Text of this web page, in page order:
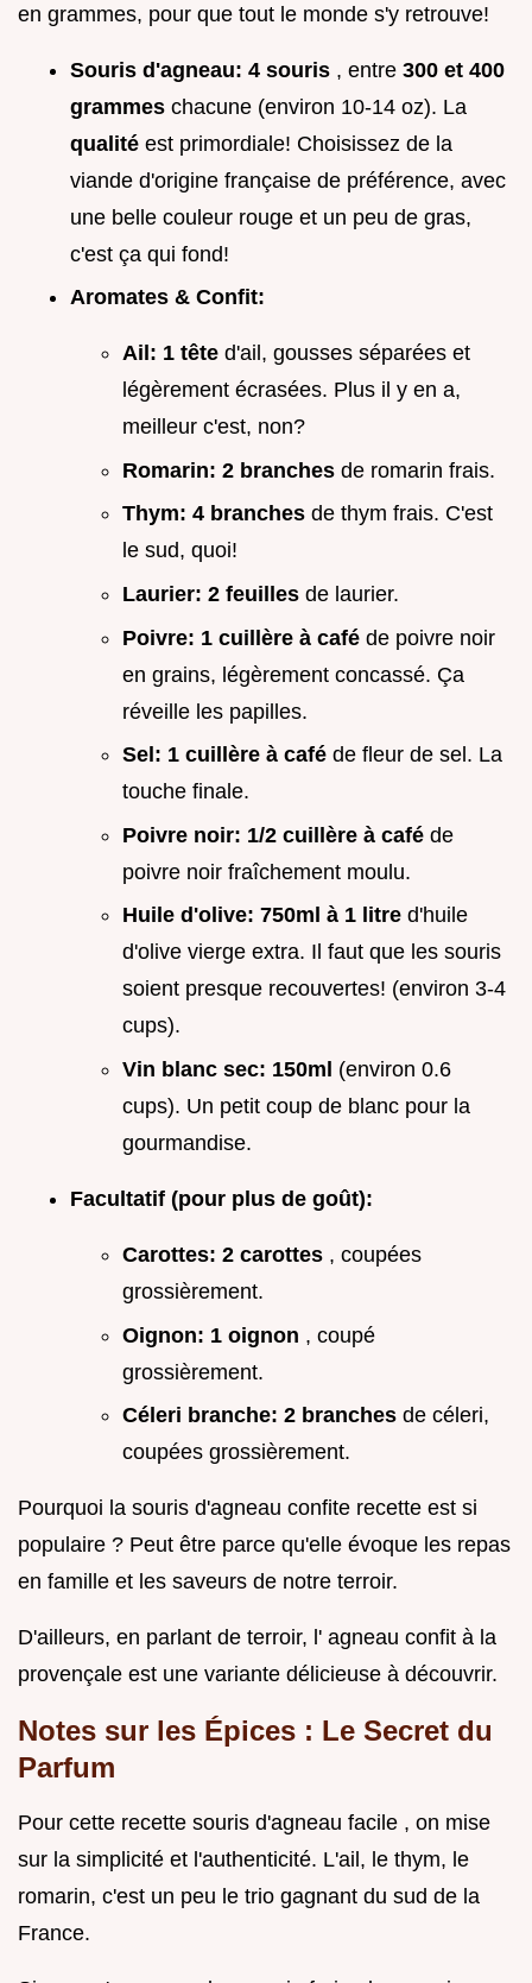
en grammes, pour que tout le monde s'y retrouve!
Souris d'agneau: 4 souris , entre 300 et 400
grammes chacune (environ 10-14 oz). La
qualité est primordiale! Choisissez de la
viande d'origine française de préférence, avec
une belle couleur rouge et un peu de gras,
c'est ça qui fond!
Aromates & Confit:
Ail: 1 tête d'ail, gousses séparées et
légèrement écrasées. Plus il y en a,
meilleur c'est, non?
Romarin: 2 branches de romarin frais.
Thym: 4 branches de thym frais. C'est
le sud, quoi!
Laurier: 2 feuilles de laurier.
Poivre: 1 cuillère à café de poivre noir
en grains, légèrement concassé. Ça
réveille les papilles.
Sel: 1 cuillère à café de fleur de sel. La
touche finale.
Poivre noir: 1/2 cuillère à café de
poivre noir fraîchement moulu.
Huile d'olive: 750ml à 1 litre d'huile
d'olive vierge extra. Il faut que les souris
soient presque recouvertes! (environ 3-4
cups).
Vin blanc sec: 150ml (environ 0.6
cups). Un petit coup de blanc pour la
gourmandise.
Facultatif (pour plus de goût):
Carottes: 2 carottes , coupées
grossièrement.
Oignon: 1 oignon , coupé
grossièrement.
Céleri branche: 2 branches de céleri,
coupées grossièrement.
Pourquoi la souris d'agneau confite recette est si
populaire ? Peut être parce qu'elle évoque les repas
en famille et les saveurs de notre terroir.
D'ailleurs, en parlant de terroir, l' agneau confit à la
provençale est une variante délicieuse à découvrir.
Notes sur les Épices : Le Secret du
Parfum
Pour cette recette souris d'agneau facile , on mise
sur la simplicité et l'authenticité. L'ail, le thym, le
romarin, c'est un peu le trio gagnant du sud de la
France.